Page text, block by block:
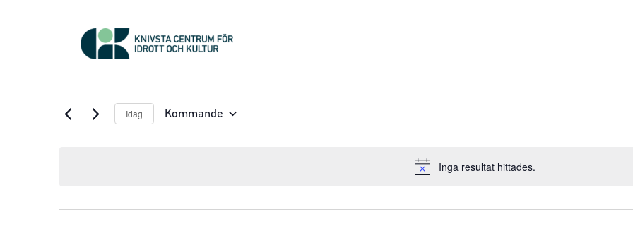
Notice
Inga resultat hittades.
Idag
Kommande